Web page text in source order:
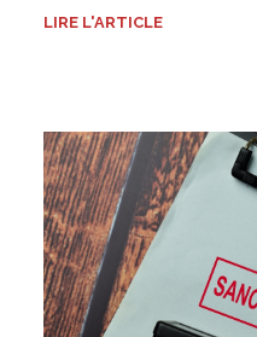
LIRE L'ARTICLE